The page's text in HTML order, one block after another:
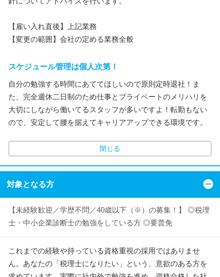
【雇い入れ直後】上記業務
【変更の範囲】会社の定める業務全般
スケジュール管理は個人次第！
自分の勉強する時間にあててほしいので原則定時退社！ま
た、完全週休二日制のため仕事とプライベートのメリハリを
大切にしながら働いてるスタッフが多いですよ！転勤もない
ので、安定して腰を据えてキャリアアップできる環境です。
閉じる
対象となる方
【未経験歓迎／学歴不問／40歳以下（※）の募集！】 ◎税理
士・中小企業診断士の勉強をしている方 ◎要普免
これまでの経験や持っている資格重視の採用ではありませ
ん。あなたの「税理士になりたい」という、意欲のある方を